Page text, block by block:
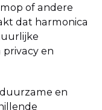
of andere
dat harmonica
en
en